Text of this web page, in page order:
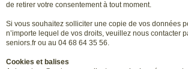
de retirer votre consentement à tout moment.
Si vous souhaitez solliciter une copie de vos données
n’importe lequel de vos droits, veuillez nous contacter
seniors.fr ou au 04 68 64 35 56.
Cookies et balises